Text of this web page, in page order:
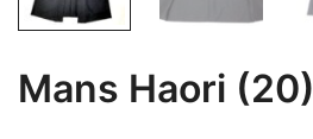
Mans Haori (20)